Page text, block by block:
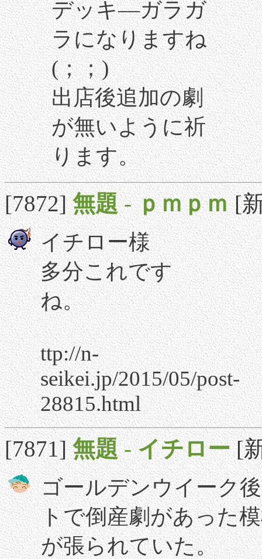
デッキ―ガラガ
ラになりますね
(；；)
出店後追加の劇
が無いように祈
ります。
[7872]無題-ｐｍｐｍ [
イチロー様
多分これです
ね。
ttp://n-
seikei.jp/2015/05/post-
28815.html
[7871]無題-イチロー [
ゴールデンウイーク
トで倒産劇があった
が張られていた。